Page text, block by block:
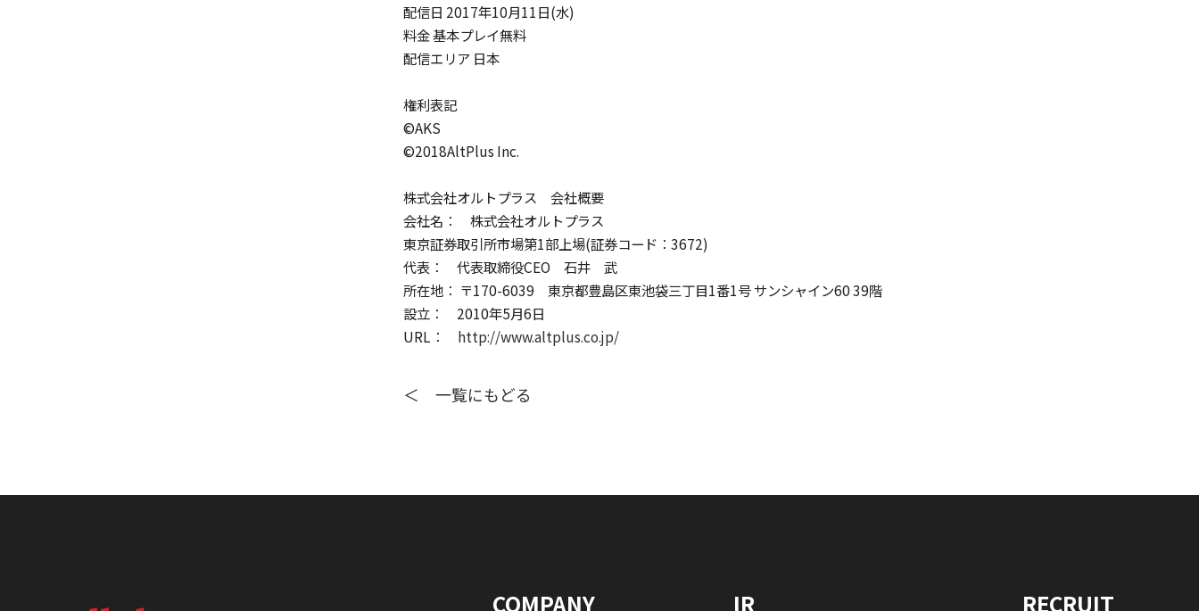
配信日 2017年10月11日(水)
料金 基本プレイ無料
配信エリア 日本
権利表記
©AKS
©2018AltPlus Inc.
株式会社オルトプラス 会社概要
会社名： 株式会社オルトプラス
東京証券取引所市場第1部上場(証券コード：3672)
代表： 代表取締役CEO 石井 武
所在地： 〒170-6039 東京都豊島区東池袋三丁目1番1号 サンシャイン60 39階
設立： 2010年5月6日
URL： http://www.altplus.co.jp/
＜ 一覧にもどる
COMPANY IR RECRUIT